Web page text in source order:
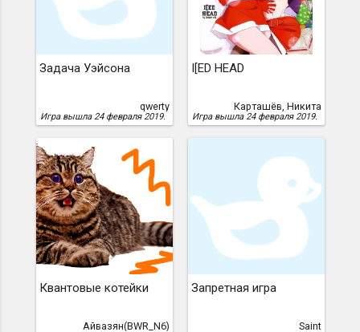
Задача Уэйсона
qwerty
Игра вышла 24 февраля 2019.
I[ED HEAD
Карташёв, Никита
Игра вышла 24 февраля 2019.
Квантовые котейки
Айвазян(BWR_N6)
Запретная игра
Saint